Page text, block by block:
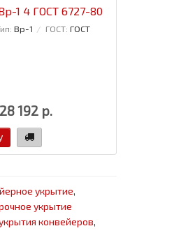
1 4 ГОСТ 6727-80
Вр-1 ГОСТ: ГОСТ
28 192 р.
укрытие,
укрытие
конвейеров,